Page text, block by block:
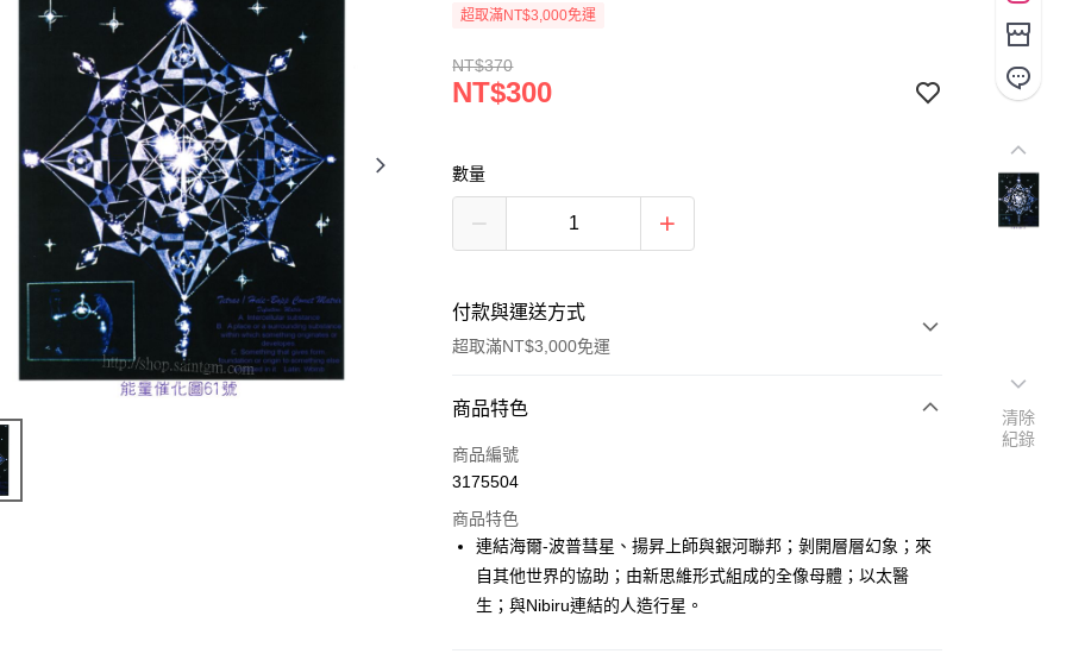
超取滿NT$3,000免運
NT$370
NT$300
數量
付款與運送方式
超取滿NT$3,000免運
付款方式
信用卡一次付款
LINE Pay
Apple Pay
商品特色
商品編號
3175504
商品特色
連結海爾-波普彗星、揚昇上師與銀河聯邦；剝開層層幻象；來
自其他世界的協助；由新思維形式組成的全像母體；以太醫
生；與Nibiru連結的人造行星。
清除
紀錄